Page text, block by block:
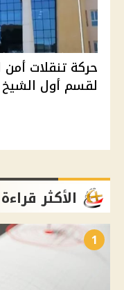
حركة تنقلات أمن
لقسم أول
الأكثر قراءة
1